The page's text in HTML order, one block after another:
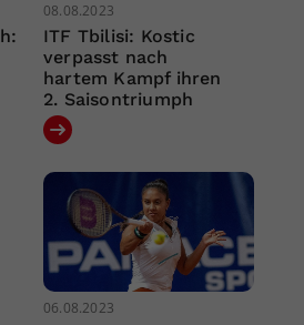
08.08.2023
ITF Tbilisi: Kostic
verpasst nach
hartem Kampf ihren
2. Saisontriumph
06.08.2023